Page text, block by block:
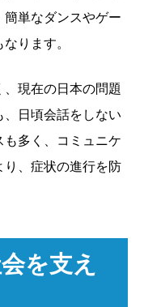
簡単なダンスやゲー
ります。
現在の日本の問題
、日頃会話をしない
も多く、コミュニケ
り、症状の進行を防
を支え